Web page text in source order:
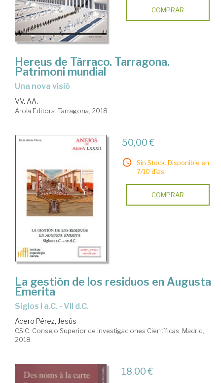
COMPRAR
Hereus de Tàrraco. Tarragona.
Patrimoni mundial
Una nova visió
VV. AA.
Arola Editors. Tarragona, 2018
50,00 €
Sin Stock. Disponible en
7/10 días.
COMPRAR
La gestión de los residuos en Augusta
Emerita
Siglos I a.C. - VII d.C.
Acero Pérez, Jesús
CSIC. Consejo Superior de Investigaciones Científicas. Madrid,
2018
18,00 €